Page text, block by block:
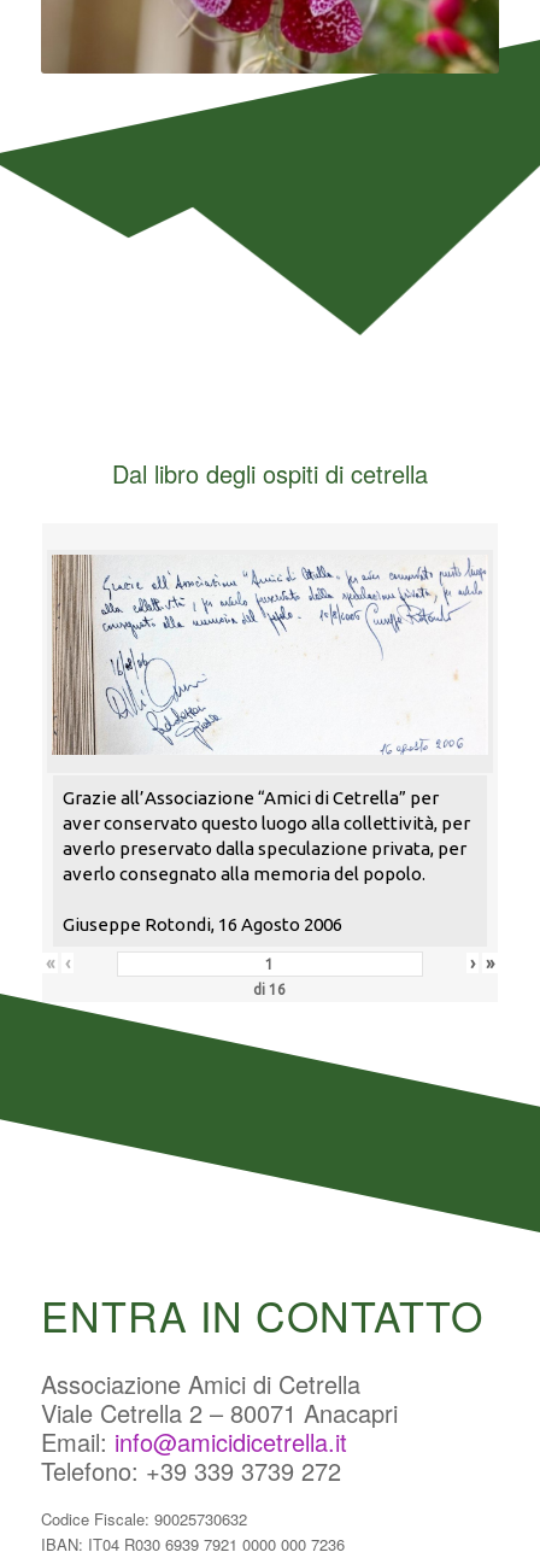
Dal libro degli ospiti di cetrella
Grazie all’Associazione “Amici di Cetrella” per
aver conservato questo luogo alla collettività, per
averlo preservato dalla speculazione privata, per
averlo consegnato alla memoria del popolo.
Giuseppe Rotondi, 16 Agosto 2006
« ‹
di16
› »
ENTRA IN CONTATTO
Associazione Amici di Cetrella
Viale Cetrella 2 – 80071 Anacapri
Email: info@amicidicetrella.it
Telefono: +39 339 3739 272
Codice Fiscale: 90025730632
IBAN: IT04 R030 6939 7921 0000 000 7236